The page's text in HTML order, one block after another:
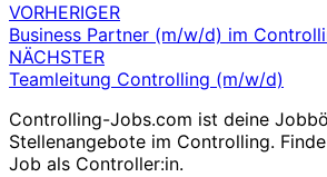
Beitragsnavigation
VORHERIGER
Business Partner (m/w/d) im
NÄCHSTER
Teamleitung Controlling (m/w/d)
Controlling-Jobs.com ist deine
Stellenangebote im Controlling.
Job als Controller:in.